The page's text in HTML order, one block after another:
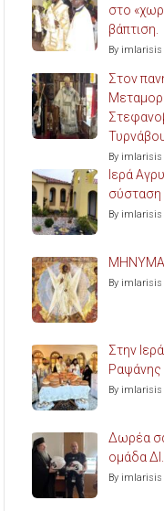
στο
βάπτιση.
By imlarisis
Στον
By imlarisis
Ιερά
σύσταση
By imlarisis
By imlarisis
Στην
By imlarisis
Δωρέα
ομάδα
By imlarisis